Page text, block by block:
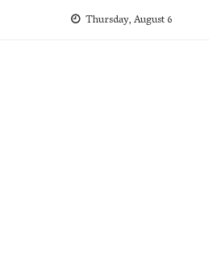
Thursday, August 6